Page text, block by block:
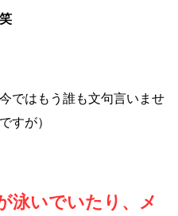
ではもう誰も文句言いませ
すが）
泳いでいたり、メ